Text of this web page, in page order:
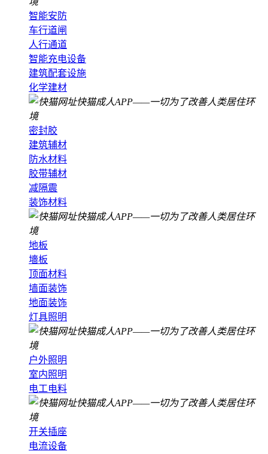
智能安防
车行道闸
人行通道
智能充电设备
建筑配套设施
化学建材
密封胶
建筑辅材
防水材料
胶带辅材
减隔震
装饰材料
地板
墻板
顶面材料
墙面装饰
地面装饰
灯具照明
户外照明
室内照明
电工电料
开关插座
电流设备